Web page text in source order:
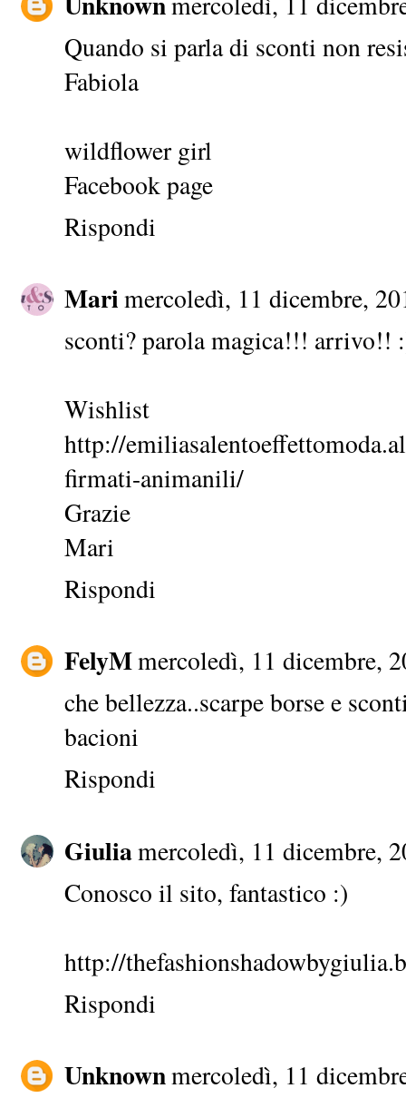
Quando si parla di sconti non
Fabiola
wildflower girl
Facebook page
Rispondi
Marimercoledì, 11 dicembre,
sconti? parola magica!!! arrivo!!
Wishlist
http://
firmati-animanili/
Grazie
Mari
Rispondi
FelyMmercoledì, 11 dicembre,
che bellezza..scarpe borse e
bacioni
Rispondi
Giuliamercoledì, 11 dicembre,
Conosco il sito, fantastico :)
http://
Rispondi
Unknownmercoledì, 11